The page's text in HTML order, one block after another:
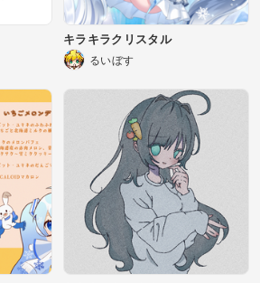
キラキラクリスタル
るいぼす